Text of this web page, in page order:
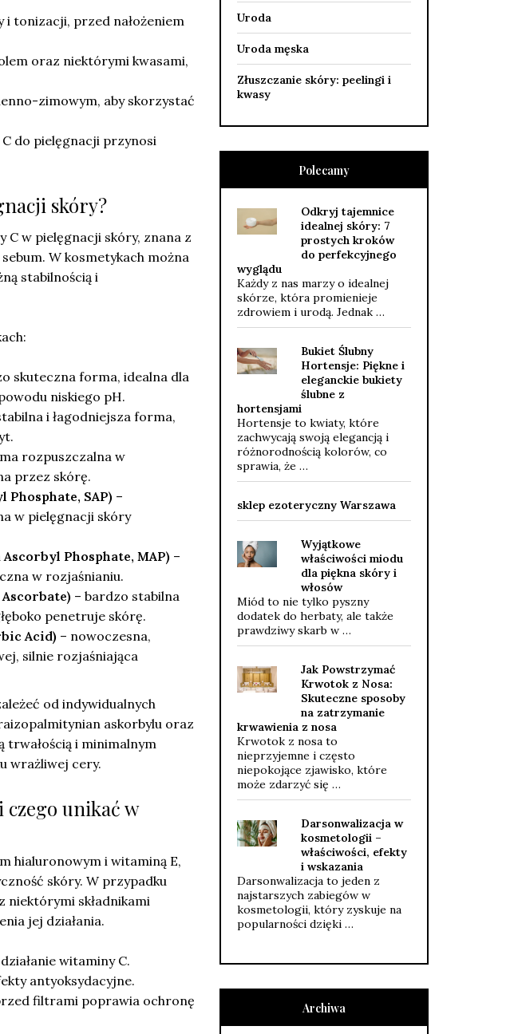
i tonizacji, przed nałożeniem
oraz niektórymi kwasami,
zimowym, aby skorzystać
do pielęgnacji przynosi
skóry?
w pielęgnacji skóry, znana z
W kosmetykach można
stabilnością i
skuteczna forma, idealna dla
niskiego pH.
i łagodniejsza forma,
rozpuszczalna w
przez skórę.
SAP) –
w pielęgnacji skóry
Phosphate, MAP) –
w rozjaśnianiu.
– bardzo stabilna
penetruje skórę.
Acid) – nowoczesna,
silnie rozjaśniająca
od indywidualnych
askorbylu oraz
trwałością i minimalnym
wrażliwej cery.
czego unikać w
hialuronowym i witaminą E,
skóry. W przypadku
niektórymi składnikami
jej działania.
witaminy C.
antyoksydacyjne.
filtrami poprawia ochronę
Uroda
Uroda męska
Złuszczanie skóry: peelingi i
kwasy
Polecamy
Odkryj tajemnice
idealnej skóry: 7
prostych kroków
do perfekcyjnego
wyglądu
Każdy z nas marzy o idealnej
skórze, która promienieje
zdrowiem i urodą. Jednak …
Bukiet Ślubny
Hortensje: Piękne i
eleganckie bukiety
ślubne z
hortensjami
Hortensje to kwiaty, które
zachwycają swoją elegancją i
różnorodnością kolorów, co
sprawia, że …
sklep ezoteryczny Warszawa
Wyjątkowe
właściwości miodu
dla piękna skóry i
włosów
Miód to nie tylko pyszny
dodatek do herbaty, ale także
prawdziwy skarb w …
Jak Powstrzymać
Krwotok z Nosa:
Skuteczne sposoby
na zatrzymanie
krwawienia z nosa
Krwotok z nosa to
nieprzyjemne i często
niepokojące zjawisko, które
może zdarzyć się …
Darsonwalizacja w
kosmetologii –
właściwości, efekty
i wskazania
Darsonwalizacja to jeden z
najstarszych zabiegów w
kosmetologii, który zyskuje na
popularności dzięki …
Archiwa